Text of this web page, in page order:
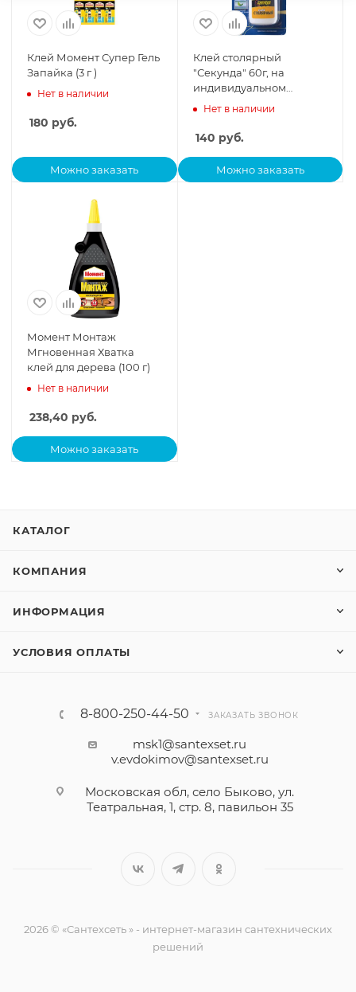
Клей Момент Супер Гель
Запайка (3 г )
Нет в наличии
180 руб.
Можно заказать
Клей столярный
"Секунда" 60г, на
индивидуальном
блистере, 403-073
Нет в наличии
140 руб.
Можно заказать
Момент Монтаж
Мгновенная Хватка
клей для дерева (100 г)
Нет в наличии
238,40 руб.
Можно заказать
КАТАЛОГ
КОМПАНИЯ
ИНФОРМАЦИЯ
УСЛОВИЯ ОПЛАТЫ
8-800-250-44-50 ЗАКАЗАТЬ ЗВОНОК
msk1@santexset.ru
v.evdokimov@santexset.ru
Московская обл, село Быково, ул.
Театральная, 1, стр. 8, павильон 35
2026 © «Сантехсеть » - интернет-магазин сантехнических
решений